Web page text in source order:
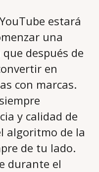
estará
una
después de
en
con marcas.
y calidad de
algoritmo de la
de tu lado.
durante el